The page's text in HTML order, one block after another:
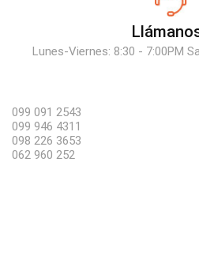
Lunes-Viernes: 8:30 - 7:00PM
099 091 2543
099 946 4311
098 226 3653
062 960 252